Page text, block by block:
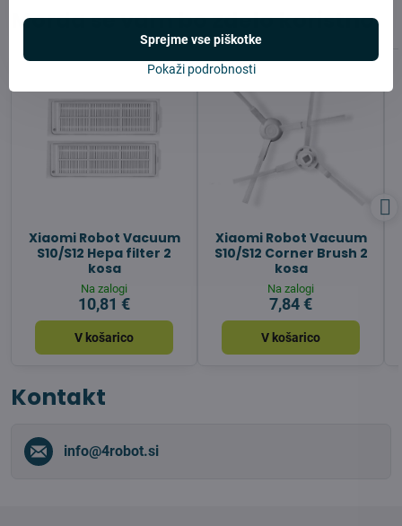
Morda se vam bo zdelo koristno
Xiaomi Robot Vacuum
S10/S12 Hepa filter 2
kosa
Na zalogi
10,81 €
V košarico
Xiaomi Robot Vacuum
S10/S12 Corner Brush 2
kosa
Na zalogi
7,84 €
V košarico
Kontakt
info​@4robot​.si
Pokaži podrobnosti
Sprejme vse piškotke